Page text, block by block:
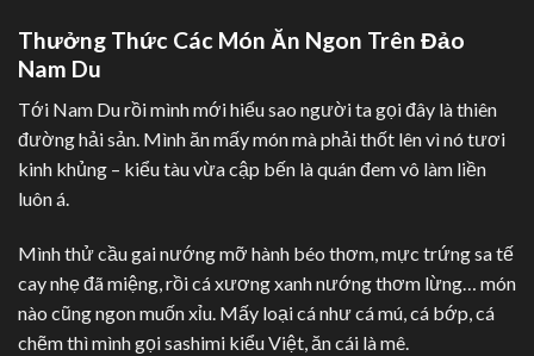
Thưởng Thức Các Món Ăn Ngon Trên Đảo
Nam Du
Tới Nam Du rồi mình mới hiểu sao người ta gọi đây là thiên
đường hải sản. Mình ăn mấy món mà phải thốt lên vì nó tươi
kinh khủng – kiểu tàu vừa cập bến là quán đem vô làm liền
luôn á.
Mình thử cầu gai nướng mỡ hành béo thơm, mực trứng sa tế
cay nhẹ đã miệng, rồi cá xương xanh nướng thơm lừng… món
nào cũng ngon muốn xỉu. Mấy loại cá như cá mú, cá bớp, cá
chẽm thì mình gọi sashimi kiểu Việt, ăn cái là mê.